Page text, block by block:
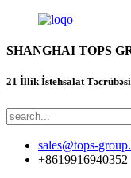
SHANGHAI TOPS
21 İllik İstehsalat Təcrübəsi
sales@tops-
+8619916940352